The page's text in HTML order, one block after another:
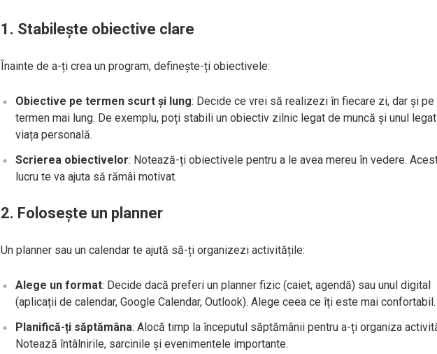
1. Stabilește obiective clare
Înainte de a-ți crea un program, definește-ți obiectivele:
Obiective pe termen scurt și lung: Decide ce vrei să realizezi în fiecare zi, dar și pe
termen mai lung. De exemplu, poți stabili un obiectiv zilnic legat de muncă și unul
viața personală.
Scrierea obiectivelor: Notează-ți obiectivele pentru a le avea mereu în vedere.
lucru te va ajuta să rămâi motivat.
2. Folosește un planner
Un planner sau un calendar te ajută să-ți organizezi activitățile:
Alege un format: Decide dacă preferi un planner fizic (caiet, agendă) sau unul digital
(aplicații de calendar, Google Calendar, Outlook). Alege ceea ce îți este mai confortabil.
Planifică-ți săptămâna: Alocă timp la începutul săptămânii pentru a-ți organiza
Notează întâlnirile, sarcinile și evenimentele importante.